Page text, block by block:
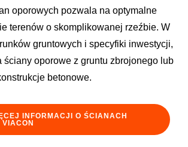
oporowych pozwala na optymalne
terenów o skomplikowanej rzeźbie. W
gruntowych i specyfiki inwestycji,
ściany oporowe z gruntu zbrojonego lub
betonowe.
INFORMACJI O ŚCIANACH
VIACON